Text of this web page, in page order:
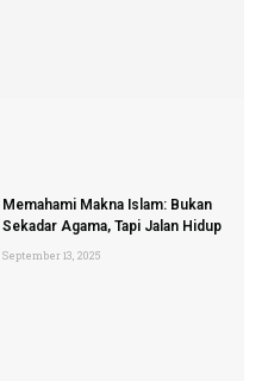
Memahami Makna Islam: Bukan
Sekadar Agama, Tapi Jalan Hidup
September 13, 2025